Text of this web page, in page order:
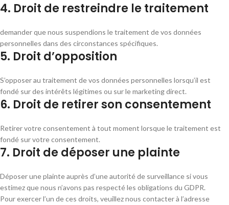
4. Droit de restreindre le traitement
demander que nous suspendions le traitement de vos données
personnelles dans des circonstances spécifiques.
5. Droit d’opposition
S’opposer au traitement de vos données personnelles lorsqu’il est
fondé sur des intérêts légitimes ou sur le marketing direct.
6. Droit de retirer son consentement
Retirer votre consentement à tout moment lorsque le traitement est
fondé sur votre consentement.
7. Droit de déposer une plainte
Déposer une plainte auprès d’une autorité de surveillance si vous
estimez que nous n’avons pas respecté les obligations du GDPR.
Pour exercer l’un de ces droits, veuillez nous contacter à l’adresse